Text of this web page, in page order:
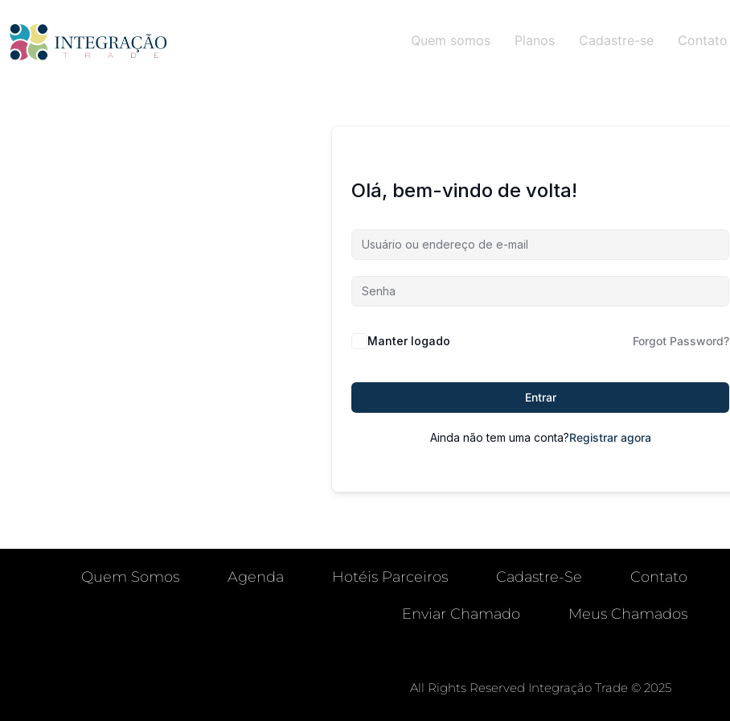
Quem somos Planos Cadastre-se Contato
Olá, bem-vindo de volta!
Manter logado Forgot Password?
Entrar
Ainda não tem uma conta?Registrar agora
Quem Somos Agenda Hotéis Parceiros Cadastre-Se Contato
Enviar Chamado Meus Chamados
All Rights Reserved Integração Trade © 2025